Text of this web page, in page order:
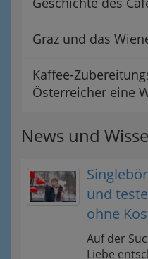
Graz und das
Kaffee-
Österreicher eine
News und
und
ohne
Auf der
Liebe